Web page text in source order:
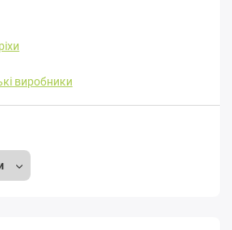
виробники